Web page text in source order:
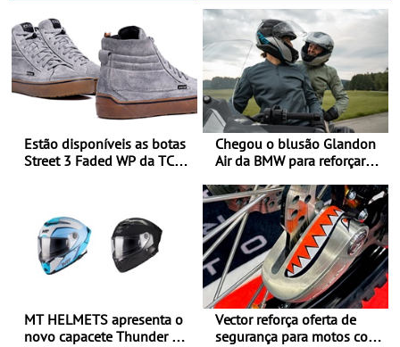
Estão disponíveis as botas
Street 3 Faded WP da TCX
Chegou o blusão Glandon
Air da BMW para reforçar
verão
MT HELMETS apresenta o
novo capacete Thunder 4 R
Vector reforça oferta de
segurança para motos com